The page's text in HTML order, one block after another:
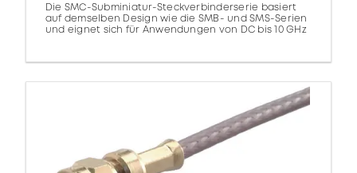
Die SMC-Subminiatur-Steckverbinderserie basiert
auf demselben Design wie die SMB- und SMS-Serien
und eignet sich für Anwendungen von DC bis 10 GHz